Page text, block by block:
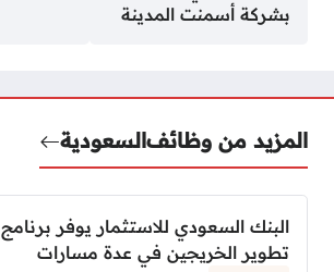
بشركة أسمنت المدينة
المزيد من وظائفالسعودية
البنك السعودي للاستثمار يوفر برنامج
تطوير الخريجين في عدة مسارات